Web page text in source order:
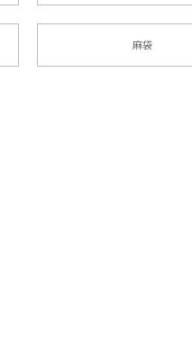
麻袋